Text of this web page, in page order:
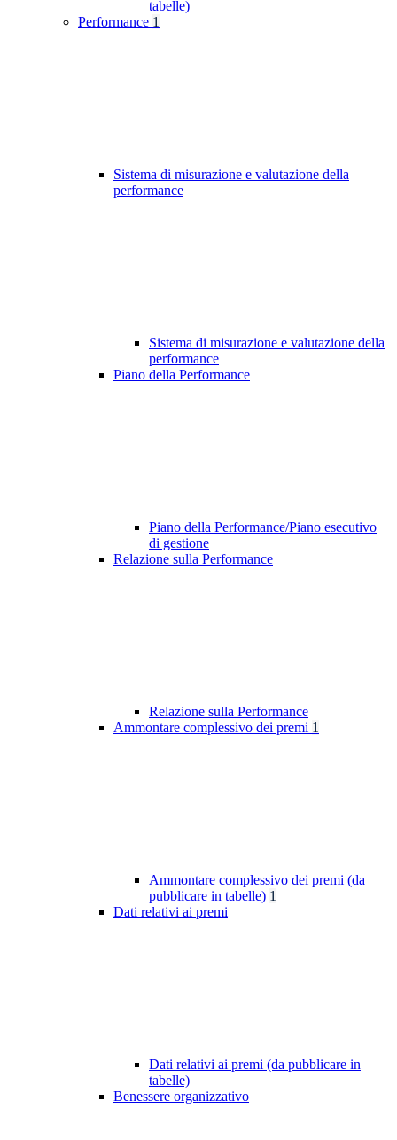
tabelle)
Performance 1
Sistema di misurazione e valutazione della
performance
Sistema di misurazione e valutazione della
performance
Piano della Performance
Piano della Performance/Piano esecutivo
di gestione
Relazione sulla Performance
Relazione sulla Performance
Ammontare complessivo dei premi 1
Ammontare complessivo dei premi (da
pubblicare in tabelle) 1
Dati relativi ai premi
Dati relativi ai premi (da pubblicare in
tabelle)
Benessere organizzativo